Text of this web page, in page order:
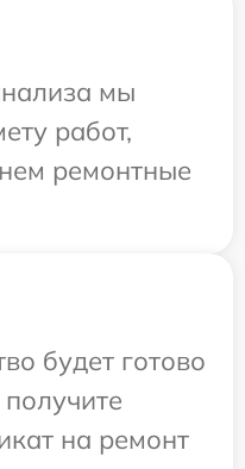
мы
работ,
ремонтные
будет готово
на ремонт